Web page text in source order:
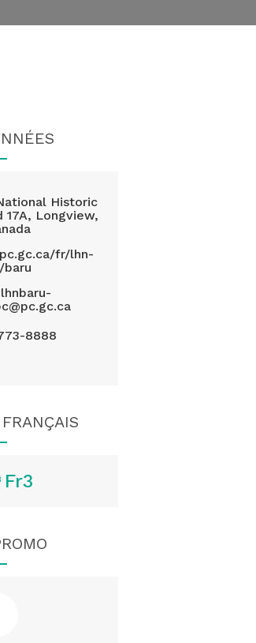
Historic
17A, Longview,
fr/lhn-
baru
8888
Fr3